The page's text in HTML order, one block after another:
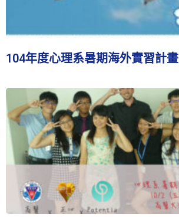
104年度心理系暑期海外實習計畫